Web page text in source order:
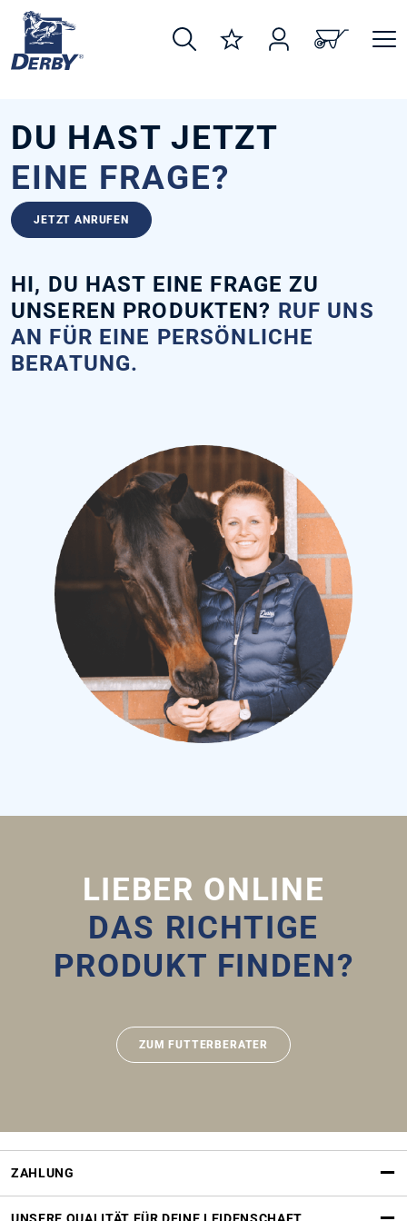
springen
DU HAST JETZT
EINE FRAGE?
JETZT ANRUFEN
HI, DU HAST EINE FRAGE ZU
UNSEREN PRODUKTEN? RUF UNS
AN FÜR EINE PERSÖNLICHE
BERATUNG.
LIEBER ONLINE
DAS RICHTIGE
PRODUKT FINDEN?
ZUM FUTTERBERATER
ZAHLUNG